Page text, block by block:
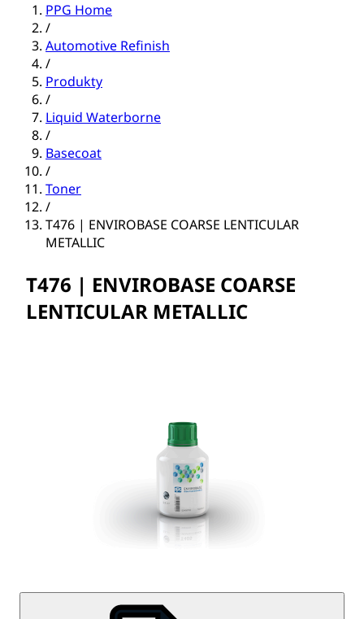
PPG Home
/
Automotive Refinish
/
Produkty
/
Liquid Waterborne
/
Basecoat
/
Toner
/
T476 | ENVIROBASE COARSE LENTICULAR
METALLIC
T476 | ENVIROBASE COARSE
LENTICULAR METALLIC